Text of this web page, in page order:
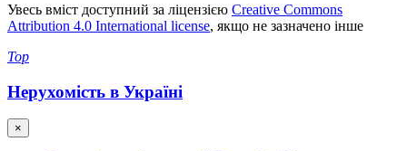
Увесь вміст доступний за ліцензією Creative Commons
Attribution 4.0 International license, якщо не зазначено інше
Top
Нерухомість в Україні
×